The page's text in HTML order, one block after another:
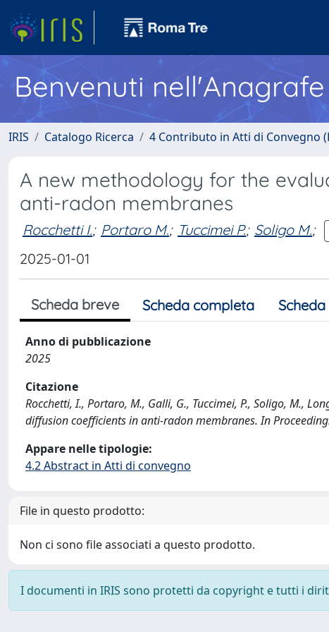
Benvenuti
IRIS Catalogo Ricerca 4 Contributo in Atti di Convegno
A new methodology for the
anti-radon membranes
Rocchetti I.; Portaro M.; Tuccimei P.; Soligo M.;
2025-01-01
Scheda breve Scheda completa
Anno di pubblicazione
2025
Citazione
Rocchetti, I., Portaro, M., Galli, G., Tuccimei, P., Soligo, M.,
diffusion coefficients in anti-radon membranes. In
Appare nelle tipologie:
4.2 Abstract in Atti di convegno
File in questo prodotto:
Non ci sono file associati a questo prodotto.
I documenti in IRIS sono protetti da copyright e tutti i